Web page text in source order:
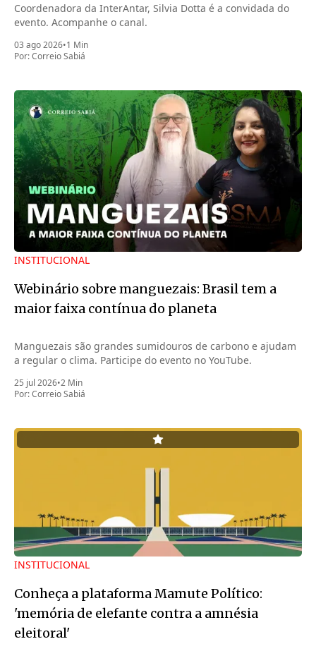
Coordenadora da InterAntar, Silvia Dotta é a convidada do
evento. Acompanhe o canal.
03 ago 2026•1 Min
Por:Correio Sabiá
INSTITUCIONAL
Webinário sobre manguezais: Brasil tem a
maior faixa contínua do planeta
Manguezais são grandes sumidouros de carbono e ajudam
a regular o clima. Participe do evento no YouTube.
25 jul 2026•2 Min
Por:Correio Sabiá
INSTITUCIONAL
Conheça a plataforma Mamute Político:
'memória de elefante contra a amnésia
eleitoral'